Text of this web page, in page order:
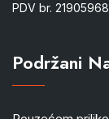
PDV br.
Podržani